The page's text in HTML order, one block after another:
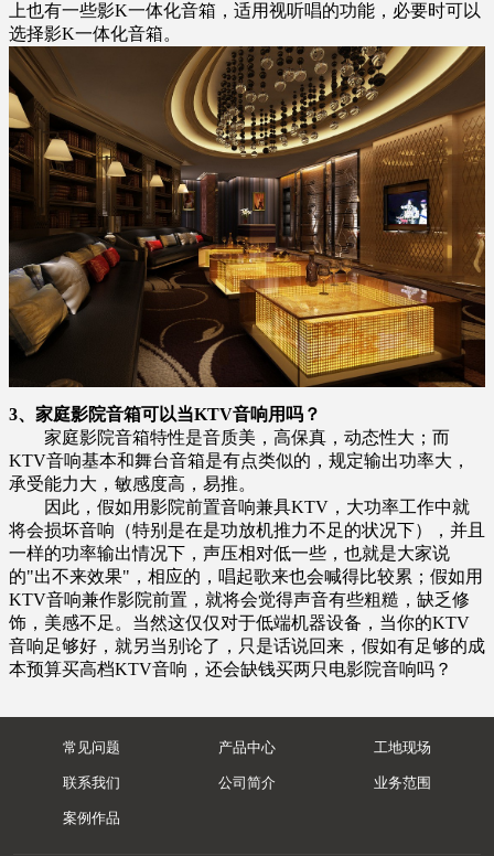
上也有一些影K一体化音箱，适用视听唱的功能，必要时可以
选择影K一体化音箱。
3、家庭影院音箱可以当KTV音响用吗？
家庭影院音箱特性是音质美，高保真，动态性大；而
KTV音响基本和舞台音箱是有点类似的，规定输出功率大，
承受能力大，敏感度高，易推。
因此，假如用影院前置音响兼具KTV，大功率工作中就
将会损坏音响（特别是在是功放机推力不足的状况下），并且
一样的功率输出情况下，声压相对低一些，也就是大家说
的"出不来效果"，相应的，唱起歌来也会喊得比较累；假如用
KTV音响兼作影院前置，就将会觉得声音有些粗糙，缺乏修
饰，美感不足。当然这仅仅对于低端机器设备，当你的KTV
音响足够好，就另当别论了，只是话说回来，假如有足够的成
本预算买高档KTV音响，还会缺钱买两只电影院音响吗？
常见问题 产品中心 工地现场
联系我们 公司简介 业务范围
案例作品